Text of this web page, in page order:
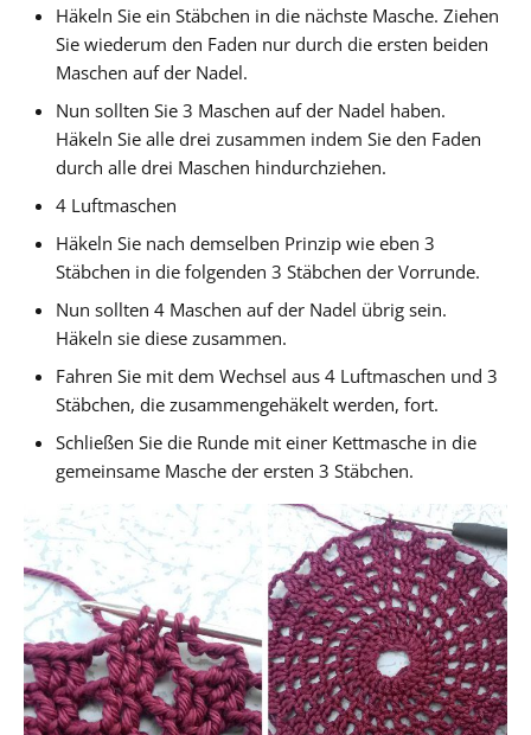
Häkeln Sie ein Stäbchen in die nächste Masche. Ziehen
Sie wiederum den Faden nur durch die ersten beiden
Maschen auf der Nadel.
Nun sollten Sie 3 Maschen auf der Nadel haben.
Häkeln Sie alle drei zusammen indem Sie den Faden
durch alle drei Maschen hindurchziehen.
4 Luftmaschen
Häkeln Sie nach demselben Prinzip wie eben 3
Stäbchen in die folgenden 3 Stäbchen der Vorrunde.
Nun sollten 4 Maschen auf der Nadel übrig sein.
Häkeln sie diese zusammen.
Fahren Sie mit dem Wechsel aus 4 Luftmaschen und 3
Stäbchen, die zusammengehäkelt werden, fort.
Schließen Sie die Runde mit einer Kettmasche in die
gemeinsame Masche der ersten 3 Stäbchen.